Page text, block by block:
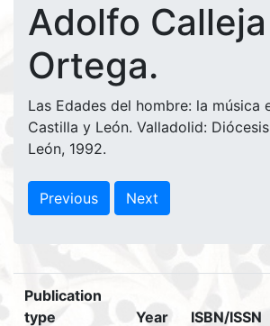
Adolfo Calleja
Ortega.
Las Edades del hombre: la música
Castilla y León. Valladolid:
León, 1992.
Previous Next
Publication
type
Year ISBN/ISSN